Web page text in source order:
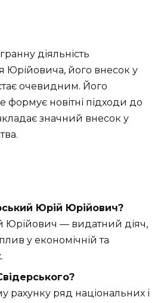
діяльність
Юрійовича, його внесок у
стає очевидним. Його
формує новітні підходи до
значний внесок у
Юрій Юрійович?
Юрійович — видатний діяч,
у економічній та
рахунку ряд національних і